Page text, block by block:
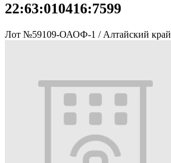
22:63:010416:7599
Лот №59109-ОАОФ-1 / Алтайский край